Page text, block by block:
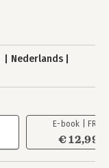
Nederlands
E-book | FR
€ 12,99